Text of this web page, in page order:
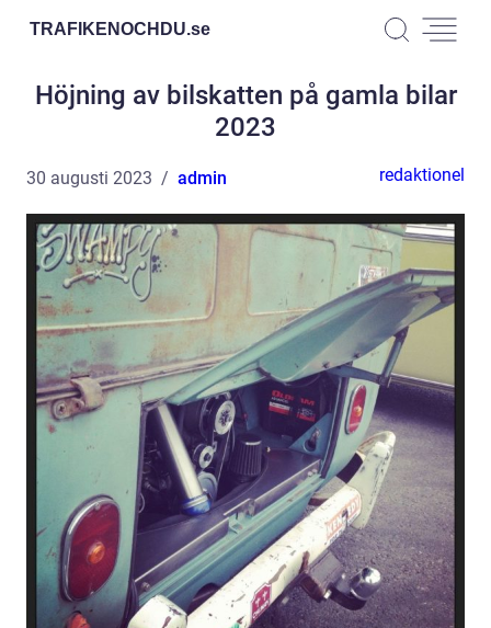
TRAFIKENOCHDU.se
Höjning av bilskatten på gamla bilar
2023
30 augusti 2023 admin redaktionel